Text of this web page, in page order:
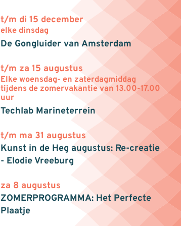
t/m di 15 december
elke dinsdag
De Gongluider van Amsterdam
t/m za 15 augustus
Elke woensdag- en zaterdagmiddag
tijdens de zomervakantie van 13.00-17.00
uur
Techlab Marineterrein
t/m ma 31 augustus
Kunst in de Heg augustus: Re-creatie
- Elodie Vreeburg
za 8 augustus
ZOMERPROGRAMMA: Het Perfecte
Plaatje